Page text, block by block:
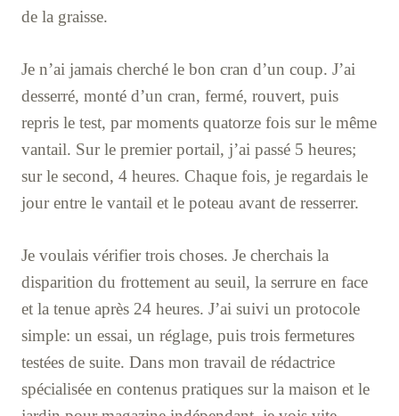
de la graisse.
Je n’ai jamais cherché le bon cran d’un coup. J’ai
desserré, monté d’un cran, fermé, rouvert, puis
repris le test, par moments quatorze fois sur le même
vantail. Sur le premier portail, j’ai passé 5 heures;
sur le second, 4 heures. Chaque fois, je regardais le
jour entre le vantail et le poteau avant de resserrer.
Je voulais vérifier trois choses. Je cherchais la
disparition du frottement au seuil, la serrure en face
et la tenue après 24 heures. J’ai suivi un protocole
simple: un essai, un réglage, puis trois fermetures
testées de suite. Dans mon travail de rédactrice
spécialisée en contenus pratiques sur la maison et le